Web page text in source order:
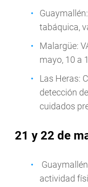
tabáquica,
Malargüe:
mayo, 10 a
Las Heras:
detección
cuidados
21 y 22 de
actividad